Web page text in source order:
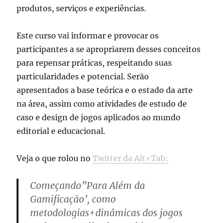
produtos, serviços e experiências.
Este curso vai informar e provocar os
participantes a se apropriarem desses conceitos
para repensar práticas, respeitando suas
particularidades e potencial. Serão
apresentados a base teórica e o estado da arte
na área, assim como atividades de estudo de
caso e design de jogos aplicados ao mundo
editorial e educacional.
Veja o que rolou noTwitter da Alt+Tab:
Começando”Para Além da
Gamificação’, como
metodologias+dinâmicas dos jogos